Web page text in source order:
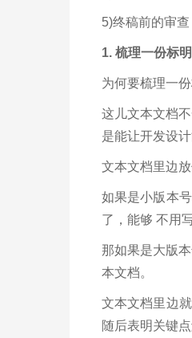
5)终稿前的审查
1. 梳理一份标
为何要梳理一
这儿文本文档
是能让开发设计
文本文档里边
如果是小版本
了，能够 不用
那如果是大版
本文档。
文本文档里边
随后表明关键点